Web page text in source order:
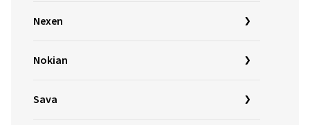
Nexen
Nokian
Sava